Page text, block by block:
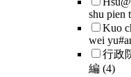
shu pien
Kuo
wei
行政
編 (4)